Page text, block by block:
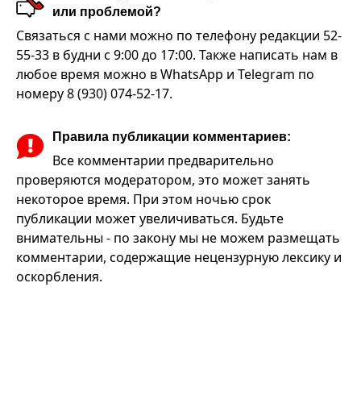
или проблемой?
Связаться с нами можно по телефону редакции 52-
55-33 в будни с 9:00 до 17:00. Также написать нам в
любое время можно в WhatsApp и Telegram по
номеру 8 (930) 074-52-17.
Правила публикации комментариев:
Все комментарии предварительно
проверяются модератором, это может занять
некоторое время. При этом ночью срок
публикации может увеличиваться. Будьте
внимательны - по закону мы не можем размещать
комментарии, содержащие нецензурную лексику и
оскорбления.